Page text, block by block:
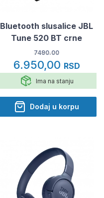
Bluetooth slusalice JBL
Tune 520 BT crne
7490.00
6.950,00 RSD
Ima na stanju
Dodaj u korpu